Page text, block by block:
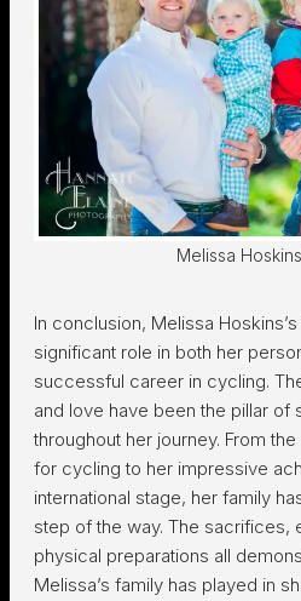
Melissa
In conclusion, Melissa
significant role in both her
successful career in cycling.
and love have been the pillar of
throughout her journey. From
for cycling to her impressive
international stage, her family
step of the way. The sacrifices,
physical preparations all
Melissa’s family has played in